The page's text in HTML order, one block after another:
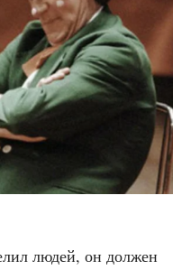
людей, он дол­жен